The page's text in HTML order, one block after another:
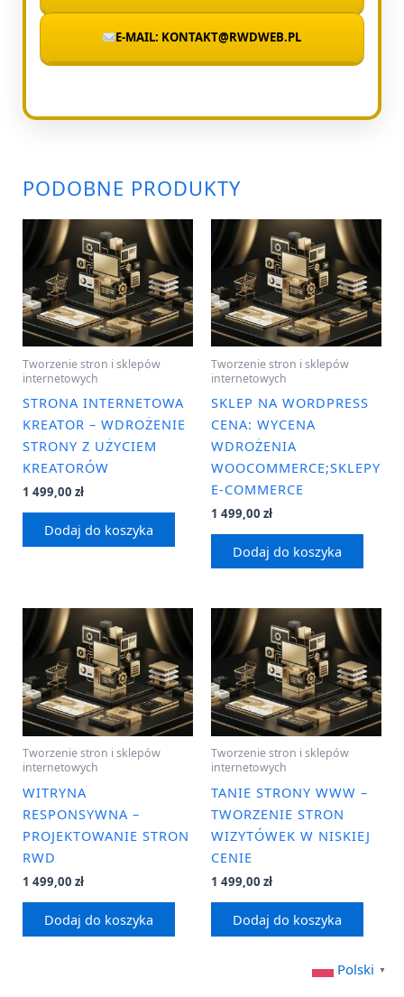
E-MAIL: KONTAKT@RWDWEB.PL
PODOBNE PRODUKTY
Tworzenie stron i sklepów
internetowych
STRONA INTERNETOWA
KREATOR – WDROŻENIE
STRONY Z UŻYCIEM
KREATORÓW
1 499,00 zł
Dodaj do koszyka
Tworzenie stron i sklepów
internetowych
SKLEP NA WORDPRESS
CENA: WYCENA
WDROŻENIA
WOOCOMMERCE;SKLEPY
E-COMMERCE
1 499,00 zł
Dodaj do koszyka
Tworzenie stron i sklepów
internetowych
WITRYNA
RESPONSYWNA –
PROJEKTOWANIE STRON
RWD
1 499,00 zł
Dodaj do koszyka
Tworzenie stron i sklepów
internetowych
TANIE STRONY WWW –
TWORZENIE STRON
WIZYTÓWEK W NISKIEJ
CENIE
1 499,00 zł
Dodaj do koszyka
Polski ▼